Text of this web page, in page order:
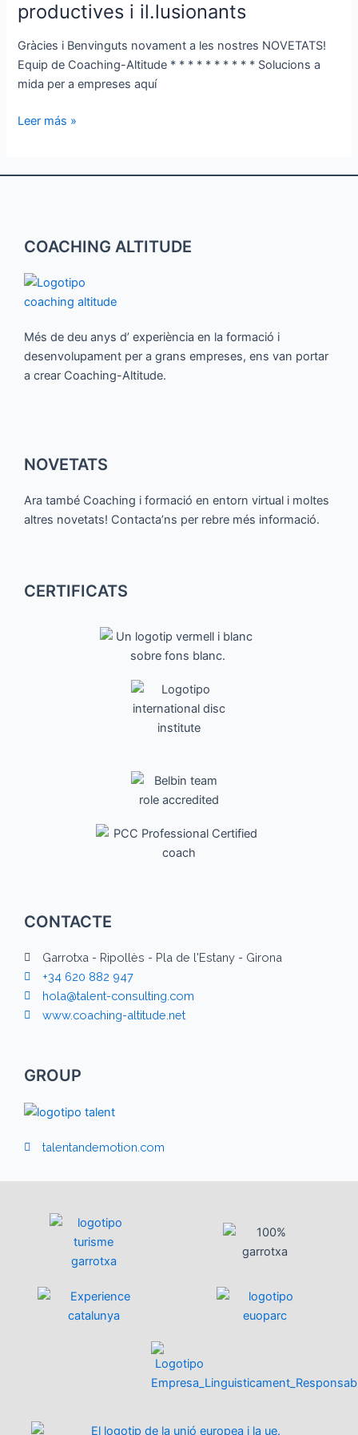
productives i il.lusionants
Gràcies i Benvinguts novament a les nostres NOVETATS!
Equip de Coaching-Altitude * * * * * * * * * * Solucions a
mida per a empreses aquí
productives
i
il.lusionants
Leer más »
COACHING ALTITUDE
Més de deu anys d’ experiència en la formació i
desenvolupament per a grans empreses, ens van portar
a crear Coaching-Altitude.
NOVETATS
Ara també Coaching i formació en entorn virtual i moltes
altres novetats! Contacta’ns per rebre més informació.
CERTIFICATS
CONTACTE
Garrotxa - Ripollès - Pla de l'Estany - Girona
+34 620 882 947
hola@talent-consulting.com
www.coaching-altitude.net
GROUP
talentandemotion.com